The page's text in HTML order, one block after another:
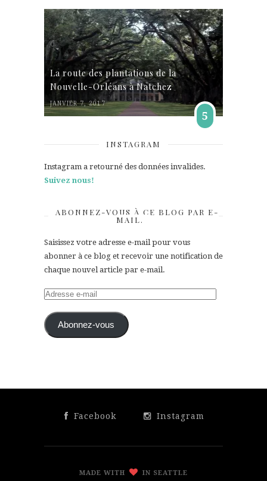
La route des plantations de la
Nouvelle-Orléans à Natchez
JANVIER 7, 2017
5
INSTAGRAM
Instagram a retourné des données invalides.
Suivez nous!
ABONNEZ-VOUS À CE BLOG PAR E-
MAIL.
Saisissez votre adresse e-mail pour vous
abonner à ce blog et recevoir une notification de
chaque nouvel article par e-mail.
Adresse
mail Abonnez-vous
Facebook Instagram
MADE WITH IN SEATTLE